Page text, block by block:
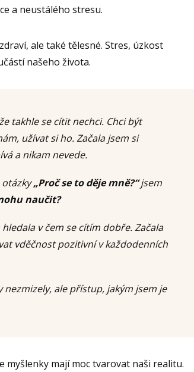
a neustálého stresu.
ale také tělesné. Stres, úzkost
našeho života.
takhle se cítit nechci. Chci být
užívat si ho. Začala jsem si
a nikam nevede.
otázky„Proč se to děje mně?“jsem
naučit?
v čem se cítím dobře. Začala
vděčnost pozitivní v každodenních
ale přístup, jakým jsem je
myšlenky mají moc tvarovat naši realitu.